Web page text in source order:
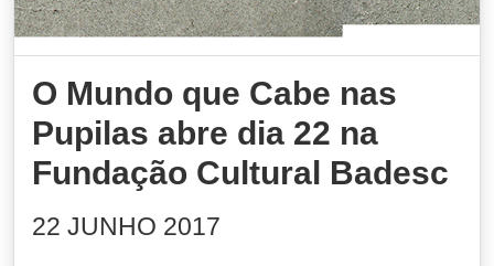
O Mundo que Cabe nas
Pupilas abre dia 22 na
Fundação Cultural Badesc
22 JUNHO 2017